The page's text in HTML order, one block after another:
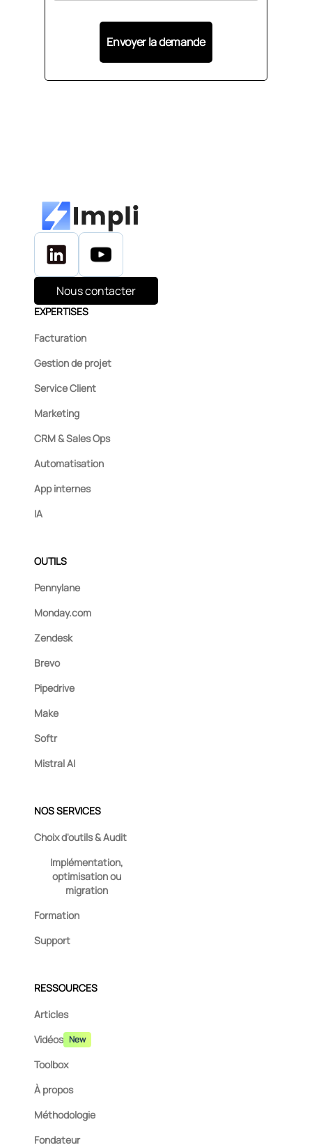
Nous contacter
EXPERTISES
Facturation
Gestion de projet
Service Client
Marketing
CRM & Sales Ops
Automatisation
App internes
IA
OUTILS
Pennylane
Monday.com
Zendesk
Brevo
Pipedrive
Make
Softr
Mistral AI
NOS SERVICES
Choix d'outils & Audit
Implémentation,
optimisation ou
migration
Formation
Support
RESSOURCES
Articles
Vidéos New
Toolbox
À propos
Méthodologie
Fondateur